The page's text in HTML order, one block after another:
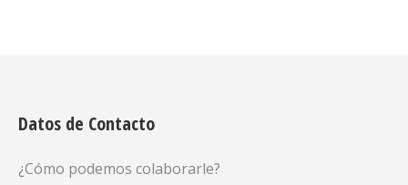
Datos de Contacto
¿Cómo podemos colaborarle?